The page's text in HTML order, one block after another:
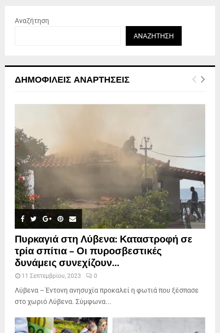
Αναζήτηση
ΑΝΑΖΉΤΗΣΗ
ΔΗΜΟΦΙΛΕΊΣ ΑΝΑΡΤΉΣΕΙΣ
Πυρκαγιά στη Λύβενα: Καταστροφή σε
τρία σπίτια – Οι πυροσβεστικές
δυνάμεις συνεχίζουν...
11 Σεπτεμβρίου, 2023 0
Λύβενα – Έντονη ανησυχία προκαλεί η φωτιά που ξέσπασε
στο χωριό Λύβενα. Σύμφωνα...